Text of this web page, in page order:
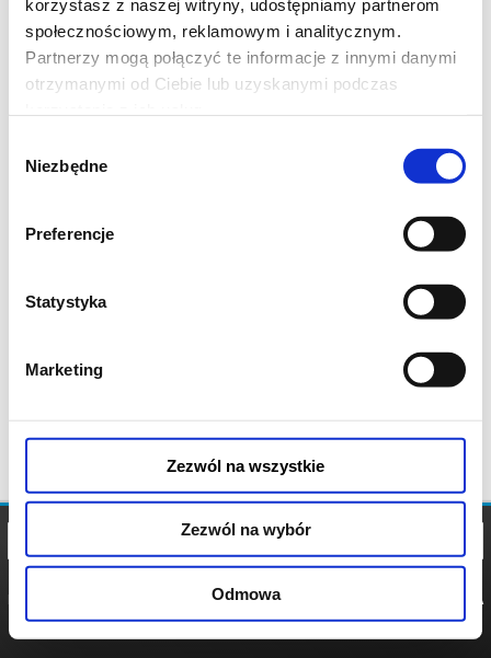
korzystasz z naszej witryny, udostępniamy partnerom
społecznościowym, reklamowym i analitycznym.
Partnerzy mogą połączyć te informacje z innymi danymi
otrzymanymi od Ciebie lub uzyskanymi podczas
zgody
Niezbędne
Preferencje
Statystyka
Marketing
Zezwól na wszystkie
Zezwól na wybór
Odmowa
POLITYKA
POLITYKA